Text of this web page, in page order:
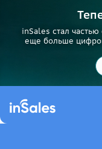
inSales стал
еще больше